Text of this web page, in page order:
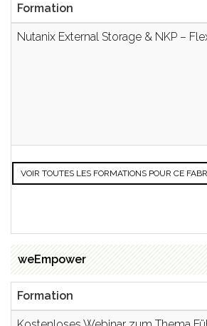
Formation
Nutanix External Storage & NKP –
VOIR TOUTES LES FORMATIONS POUR CE
weEmpower
Formation